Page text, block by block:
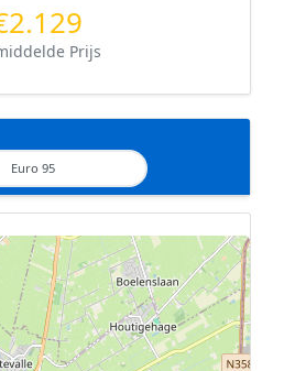
Prijs
Euro 95
gevonden.
zonder GPS coördinaten.